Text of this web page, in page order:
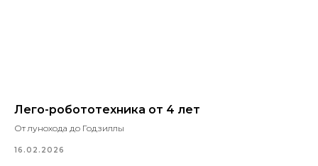
Лего-робототехника от 4 лет
От лунохода до Годзиллы
16.02.2026